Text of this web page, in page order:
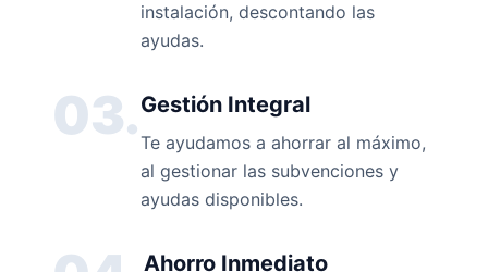
instalación, descontando las
ayudas.
03.Gestión Integral
Te ayudamos a ahorrar al máximo,
al gestionar las subvenciones y
ayudas disponibles.
Ahorro Inmediato